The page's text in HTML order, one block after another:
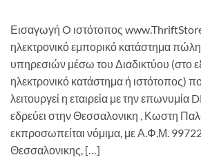
Εισαγωγή O ιστότοπος
ηλεκτρονικό εμπορικό κατάστημα
υπηρεσιών μέσω του Διαδικτύου (στο
ηλεκτρονικό κατάστημα ή ιστότοπος)
λειτουργεί η εταιρεία με την επωνυμία
εδρεύει στην Θεσσαλονικη , Κωστη
εκπροσωπείται νόμιμα, με Α.Φ.Μ.
Θεσσαλονικης, […]